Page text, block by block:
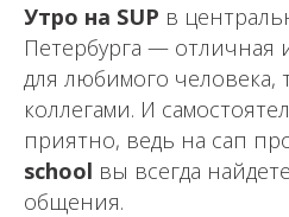
Утро на SUP в
Петербурга — отличная
для любимого человека,
коллегами. И
приятно, ведь на сап
school вы всегда
общения.